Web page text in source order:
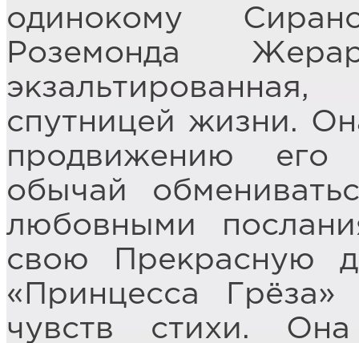
одинокому
Роземонда
спутницей жизни.
продвижению его
обычай
любовными
свою Прекрасную
«Принцесса
чувств стихи.